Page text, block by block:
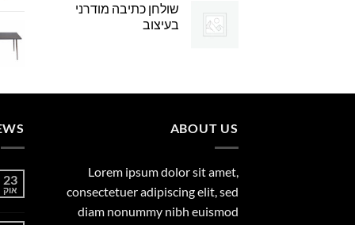
שולחן כתיבה מודרני
בעיצוב
ABOUT US
Lorem ipsum dolor sit amet,
consectetuer adipiscing elit, sed
diam nonummy nibh euismod
23
אוק